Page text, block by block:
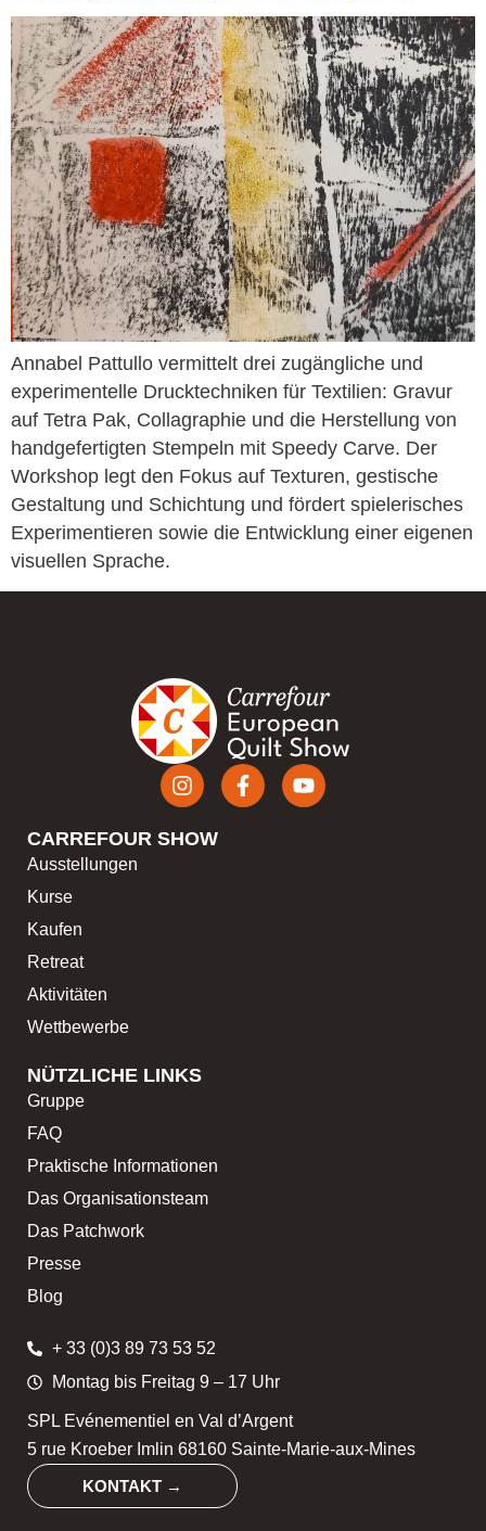
Annabel Pattullo vermittelt drei zugängliche und
experimentelle Drucktechniken für Textilien: Gravur
auf Tetra Pak, Collagraphie und die Herstellung von
handgefertigten Stempeln mit Speedy Carve. Der
Workshop legt den Fokus auf Texturen, gestische
Gestaltung und Schichtung und fördert spielerisches
Experimentieren sowie die Entwicklung einer eigenen
visuellen Sprache.
CARREFOUR SHOW
Ausstellungen
Kurse
Kaufen
Retreat
Aktivitäten
Wettbewerbe
NÜTZLICHE LINKS
Gruppe
FAQ
Praktische Informationen
Das Organisationsteam
Das Patchwork
Presse
Blog
+ 33 (0)3 89 73 53 52
Montag bis Freitag 9 – 17 Uhr
SPL Evénementiel en Val d’Argent
5 rue Kroeber Imlin 68160 Sainte-Marie-aux-Mines
KONTAKT →